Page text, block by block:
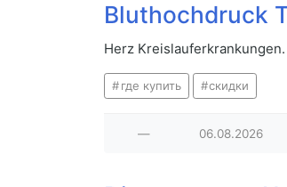
Bluthochdruck
Herz
где купить скидки
— 06.08.2026